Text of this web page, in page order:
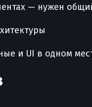
— нужен
и UI в одном